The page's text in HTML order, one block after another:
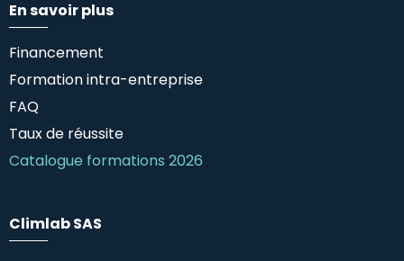
En savoir plus
Financement
Formation intra-entreprise
FAQ
Taux de réussite
Catalogue formations 2026
Climlab SAS